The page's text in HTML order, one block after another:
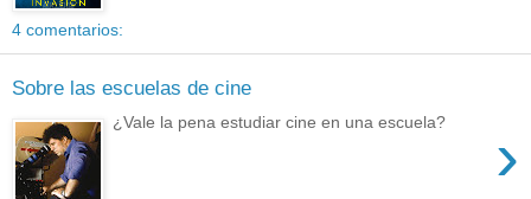
4 comentarios:
Sobre las escuelas de cine
›
¿Vale la pena estudiar cine en una escuela?